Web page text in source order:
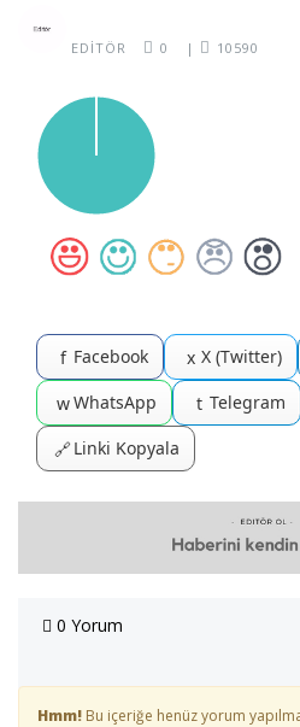
EDITÖR 0 | 10590
f Facebook x X (Twitter)
wWhatsApp t Telegram
🔗Linki Kopyala
0 Yorum
Hmm! Bu içeriğe henüz yorum